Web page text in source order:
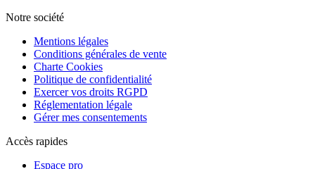
Notre société
Mentions légales
Conditions générales de vente
Charte Cookies
Politique de confidentialité
Exercer vos droits RGPD
Réglementation légale
Gérer mes consentements
Accès rapides
Espace pro